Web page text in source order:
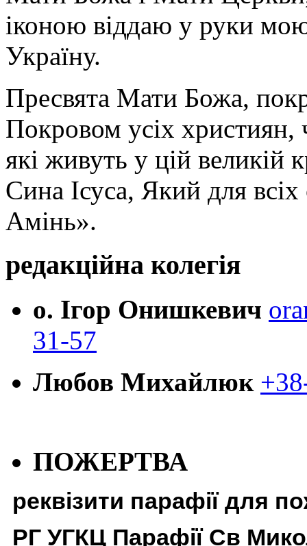
іконою віддаю у руки
Україну.
Пресвята Мати Божа,
Покровом усіх християн,
які живуть у цій великій
Сина Ісуса, Який для
Амінь».
редакційна колегія
о. Ігор Онишкевич
31-57
Любов Михайлюк
ПОЖЕРТВА
реквізити парафії для
РГ УГКЦ Парафії Св